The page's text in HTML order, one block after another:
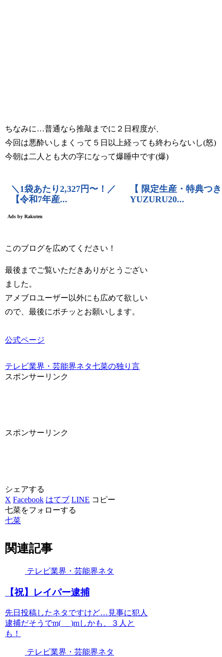
ちなみに…普通なら推敲までに２日程度が、
今回は悪酔いしまくって５日以上経っても終わらないし(怒)
今朝は二人とも大の字になって爆睡中です(爆)
このブログを広めてください！
最後までご覧いただきありがとうござい
ました。
アメブロユーザー以外にも広めて欲しい
ので、最後にポチッとお願いします。
公式ページ
テレビ業界・芸能界ネタ七菜の独り言
スポンサーリンク
スポンサーリンク
シェアする
X Facebook はてブ LINE コピー
七菜をフォローする
七菜
関連記事
テレビ業界・芸能界ネタ
【祝】レイパー逮捕
先日投稿したネタですけど…見事に犯人
逮捕だそうでm(_ _)mしかも、３人と
も！
テレビ業界・芸能界ネタ